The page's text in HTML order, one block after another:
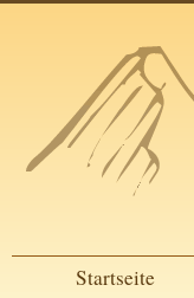
Startseite